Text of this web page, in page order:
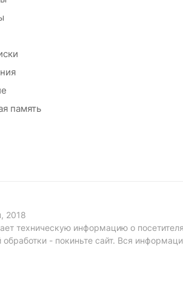
память
2018
техническую информацию о
- покиньте сайт. Вся